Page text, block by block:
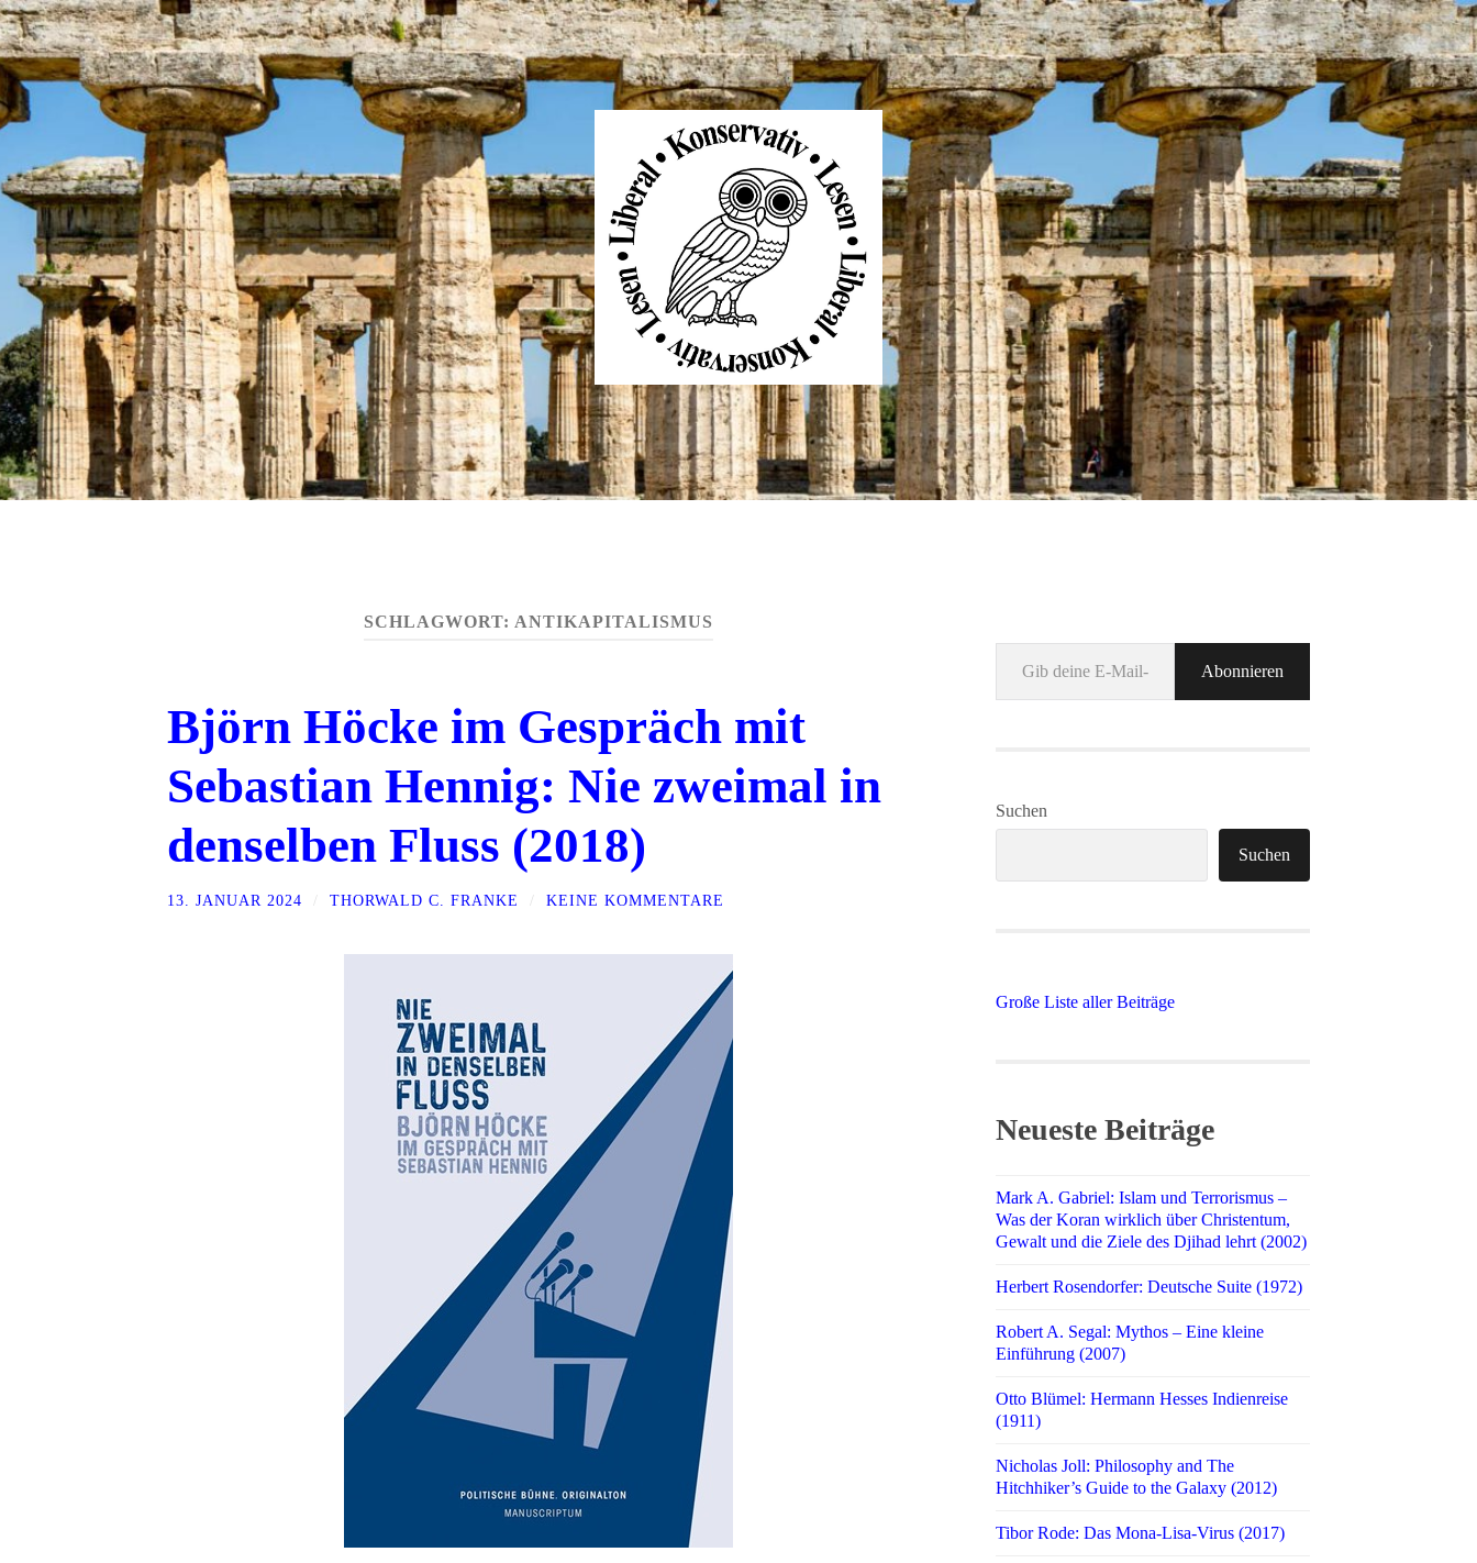
Liberal
Konservativ
Lesen
SCHLAGWORT: ANTIKAPITALISMUS
Björn Höcke im Gespräch mit
Sebastian Hennig: Nie zweimal in
denselben Fluss (2018)
13. JANUAR 2024 THORWALD C. FRANKE KEINE KOMMENTARE
Gib deine E-Mail-Adresse ein ...
Abonnieren
Suchen
Suchen
Große Liste aller Beiträge
Neueste Beiträge
Mark A. Gabriel: Islam und Terrorismus –
Was der Koran wirklich über Christentum,
Gewalt und die Ziele des Djihad lehrt (2002)
Herbert Rosendorfer: Deutsche Suite (1972)
Robert A. Segal: Mythos – Eine kleine
Einführung (2007)
Otto Blümel: Hermann Hesses Indienreise
(1911)
Nicholas Joll: Philosophy and The
Hitchhiker’s Guide to the Galaxy (2012)
Tibor Rode: Das Mona-Lisa-Virus (2017)